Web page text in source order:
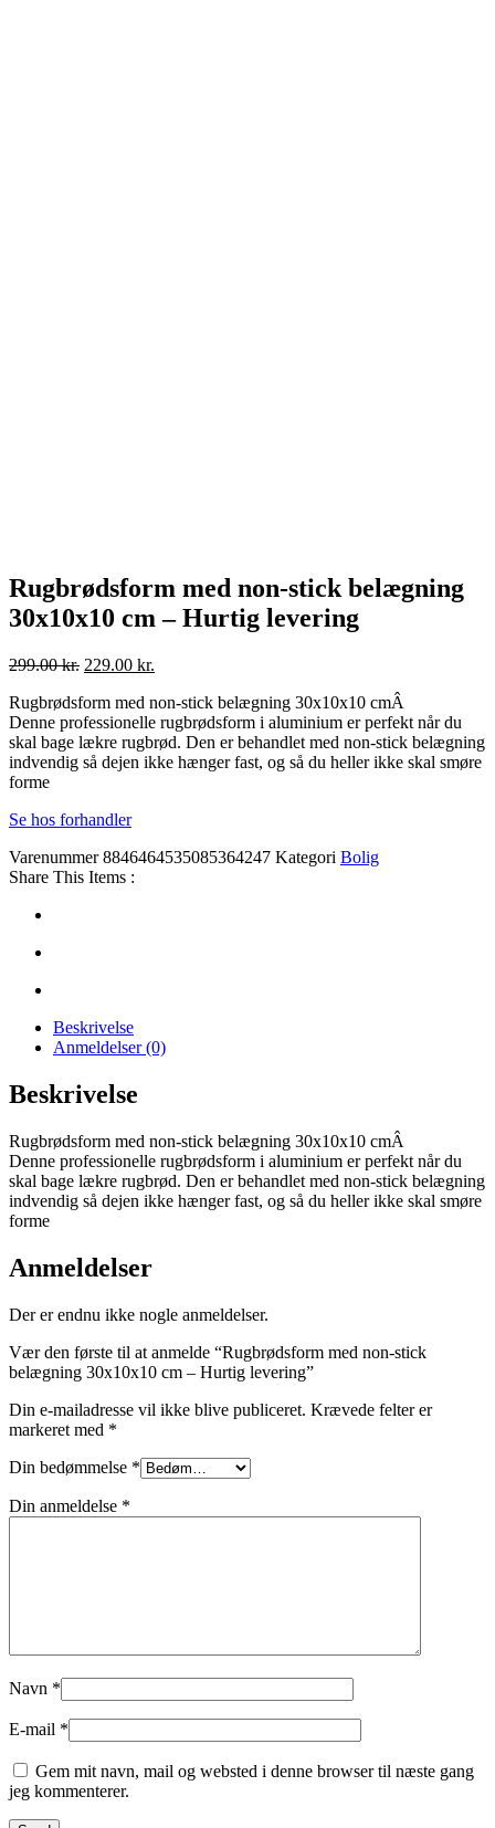
Rugbrødsform med non-stick belægning
30x10x10 cm – Hurtig levering
299.00kr. Den
pris
var:
299.00 kr..
229.00 kr.
pris
er:
229.00 kr..
Rugbrødsform med non-stick belægning 30x10x10 cmÂ
Denne professionelle rugbrødsform i aluminium er perfekt når du
skal bage lækre rugbrød. Den er behandlet med non-stick belægning
indvendig så dejen ikke hænger fast, og så du heller ikke skal smøre
forme
Se hos forhandler
Varenummer8846464535085364247 Kategori Bolig
Share This Items :
Beskrivelse
Anmeldelser (0)
Beskrivelse
Rugbrødsform med non-stick belægning 30x10x10 cmÂ
Denne professionelle rugbrødsform i aluminium er perfekt når du
skal bage lækre rugbrød. Den er behandlet med non-stick belægning
indvendig så dejen ikke hænger fast, og så du heller ikke skal smøre
forme
Anmeldelser
Der er endnu ikke nogle anmeldelser.
Vær den første til at anmelde “Rugbrødsform med non-stick
belægning 30x10x10 cm – Hurtig levering”
Din e-mailadresse vil ikke blive publiceret. Krævede felter er
markeret med *
Din bedømmelse *
Din anmeldelse *
Navn *
E-mail *
Gem mit navn, mail og websted i denne browser til næste gang
jeg kommenterer.